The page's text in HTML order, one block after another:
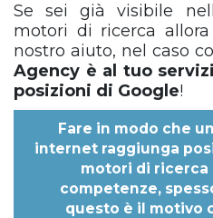
Se sei già visibile
motori di ricerca
nostro aiuto, nel caso
Agency è al tuo
posizioni di Google!
Fare in modo che
internet raggiunga
motori di
competenze,
questo è il motivo